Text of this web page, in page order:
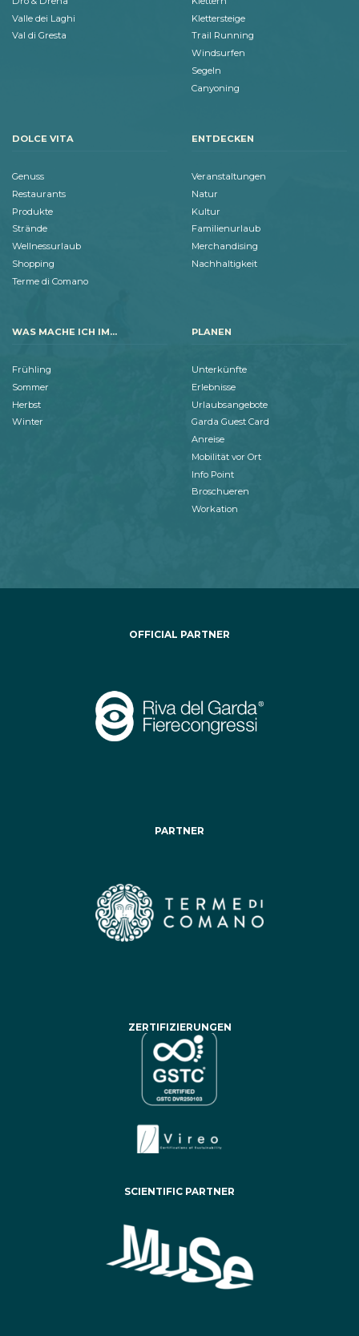
Valle dei Laghi
Val di Gresta
Klettersteige
Trail Running
Windsurfen
Segeln
Canyoning
DOLCE VITA
Genuss
Restaurants
Produkte
Strände
Wellnessurlaub
Shopping
Terme di Comano
ENTDECKEN
Veranstaltungen
Natur
Kultur
Familienurlaub
Merchandising
Nachhaltigkeit
WAS MACHE ICH IM...
Frühling
Sommer
Herbst
Winter
PLANEN
Unterkünfte
Erlebnisse
Urlaubsangebote
Garda Guest Card
Anreise
Mobilität vor Ort
Info Point
Broschueren
Workation
OFFICIAL PARTNER
PARTNER
ZERTIFIZIERUNGEN
SCIENTIFIC PARTNER